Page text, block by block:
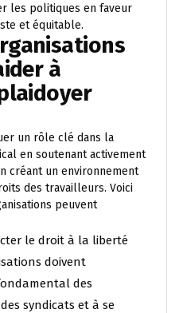
les politiques en faveur
et équitable.
à
un rôle clé dans la
en soutenant activement
créant un environnement
des travailleurs. Voici
peuvent
le droit à la liberté
doivent
des
syndicats et à se